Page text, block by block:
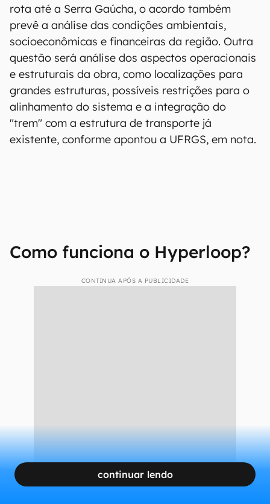
rota até a Serra Gaúcha, o acordo também
prevê a análise das condições ambientais,
socioeconômicas e financeiras da região. Outra
questão será análise dos aspectos operacionais
e estruturais da obra, como localizações para
grandes estruturas, possíveis restrições para o
alinhamento do sistema e a integração do
"trem" com a estrutura de transporte já
existente, conforme apontou a UFRGS, em nota.
Como funciona o Hyperloop?
CONTINUA APÓS A PUBLICIDADE
continuar lendo